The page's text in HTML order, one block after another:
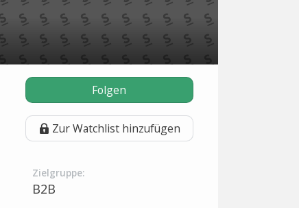
Folgen
Zur Watchlist hinzufügen
Zielgruppe:
B2B